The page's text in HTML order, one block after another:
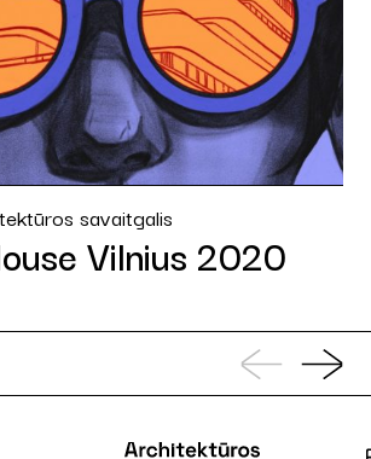
savaitgalis
Vilnius 2020